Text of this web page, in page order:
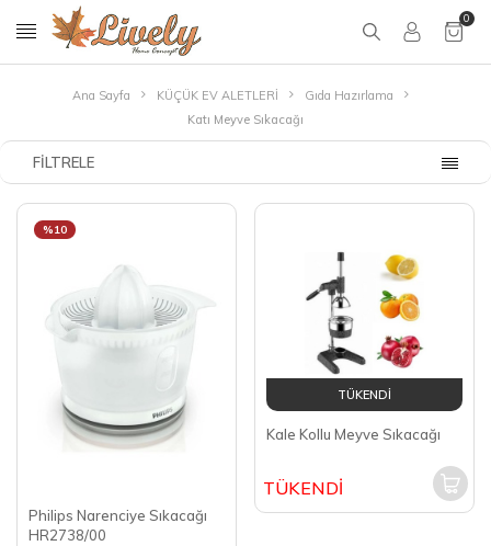
0
Ana Sayfa KÜÇÜK EV ALETLERİ
Gıda Hazırlama
Katı Meyve Sıkacağı
FILTRELE
Philips Narenciye Sıkacağı
HR2738/00
%10
TÜKENDİ
Kale Kollu Meyve Sıkacağı
TÜKENDİ